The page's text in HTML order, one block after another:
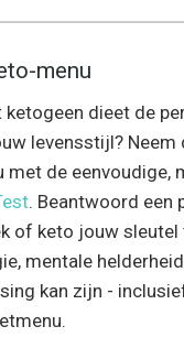
menu
ketogeen dieet de
levensstijl? Neem
met de eenvoudige,
. Beantwoord een
of keto jouw
mentale
kan zijn -